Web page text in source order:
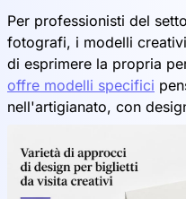
Per professionisti del
fotografi, i modelli
di esprimere la propria
offre modelli specifici
nell'artigianato, con